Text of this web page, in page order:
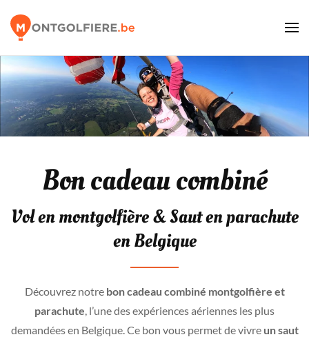
Bon cadeau combiné
Vol en montgolfière & Saut en parachute
en Belgique
Découvrez notre bon cadeau combiné montgolfière et
parachute , l’une des expériences aériennes les plus
demandées en Belgique. Ce bon vous permet de vivre un saut